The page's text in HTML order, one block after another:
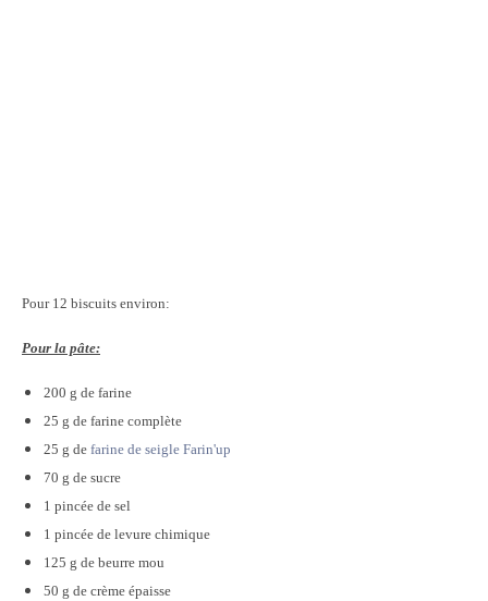
Pour 12 biscuits environ:
Pour la pâte:
200 g de farine
25 g de farine complète
25 g de farine de seigle Farin'up
70 g de sucre
1 pincée de sel
1 pincée de levure chimique
125 g de beurre mou
50 g de crème épaisse